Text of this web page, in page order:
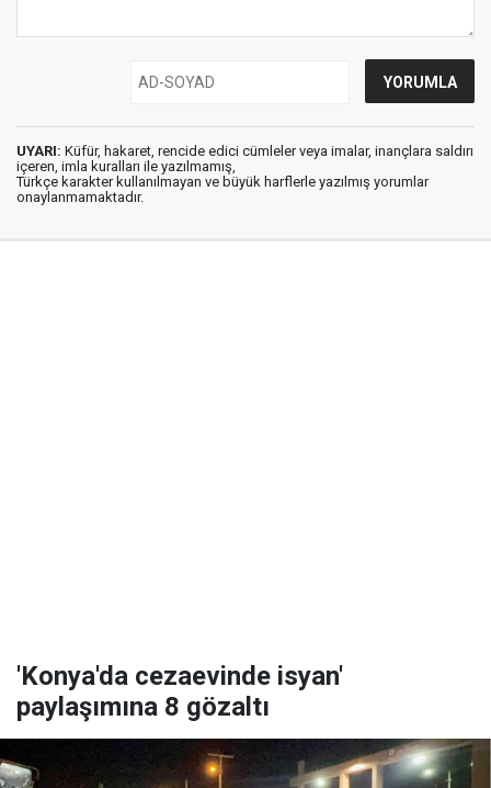
UYARI: Küfür, hakaret, rencide edici cümleler veya imalar, inançlara saldırı
içeren, imla kuralları ile yazılmamış,
Türkçe karakter kullanılmayan ve büyük harflerle yazılmış yorumlar
onaylanmamaktadır.
'Konya'da cezaevinde isyan'
paylaşımına 8 gözaltı